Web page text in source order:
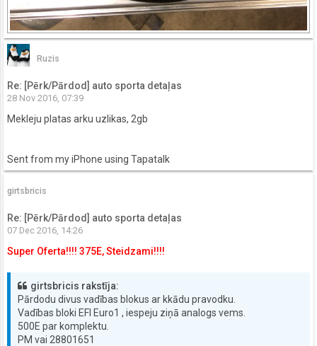
Ruzis
Re: [Pērk/Pārdod] auto sporta detaļas
28 Nov 2016, 07:39
Mekleju platas arku uzlikas, 2gb
Sent from my iPhone using Tapatalk
girtsbricis
Re: [Pērk/Pārdod] auto sporta detaļas
07 Dec 2016, 14:26
Super Oferta!!!! 375E, Steidzami!!!!
girtsbricis rakstīja:
Pārdodu divus vadības blokus ar kkādu pravodku.
Vadības bloki EFI Euro1 , iespeju ziņā analogs vems.
500E par komplektu.
PM vai 28801651